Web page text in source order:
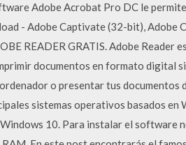
Adobe Acrobat Pro DC le
- Adobe Captivate (32-bit), Adobe
READER GRATIS. Adobe Reader
documentos en formato digital
o presentar tus documentos
sistemas operativos basados en
10. Para instalar el software